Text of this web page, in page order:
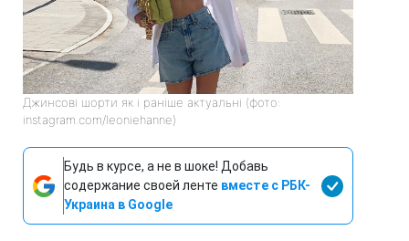
Джинсові шорти як і раніше актуальні (фото:
instagram.com/leoniehanne)
Будь в курсе, а не в шоке! Добавь
содержание своей ленте вместе с РБК-
Украина в Google